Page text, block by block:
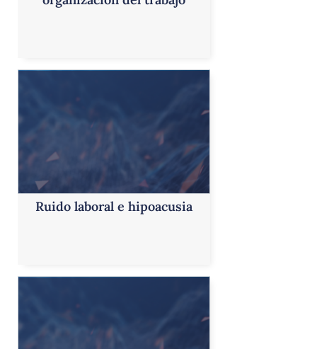
Ruido laboral e hipoacusia